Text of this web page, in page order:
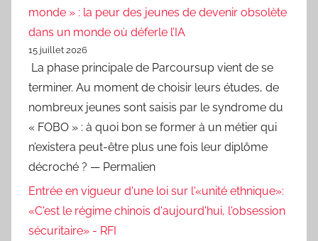
monde » : la peur des jeunes de devenir obsolète
dans un monde où déferle l’IA
15 juillet 2026
La phase principale de Parcoursup vient de se
terminer. Au moment de choisir leurs études, de
nombreux jeunes sont saisis par le syndrome du
« FOBO » : à quoi bon se former à un métier qui
n’existera peut-être plus une fois leur diplôme
décroché ? — Permalien
Entrée en vigueur d'une loi sur l'«unité ethnique»:
«C'est le régime chinois d'aujourd'hui, l'obsession
sécuritaire» - RFI